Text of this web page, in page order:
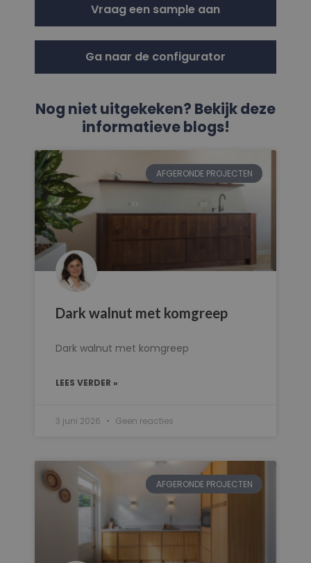
Vraag een sample aan
Ga naar de configurator
Nog niet uitgekeken? Bekijk deze
informatieve blogs!
AFGERONDE PROJECTEN
Dark walnut met komgreep
Dark walnut met komgreep
LEES VERDER »
3 juni 2026 Geen reacties
AFGERONDE PROJECTEN